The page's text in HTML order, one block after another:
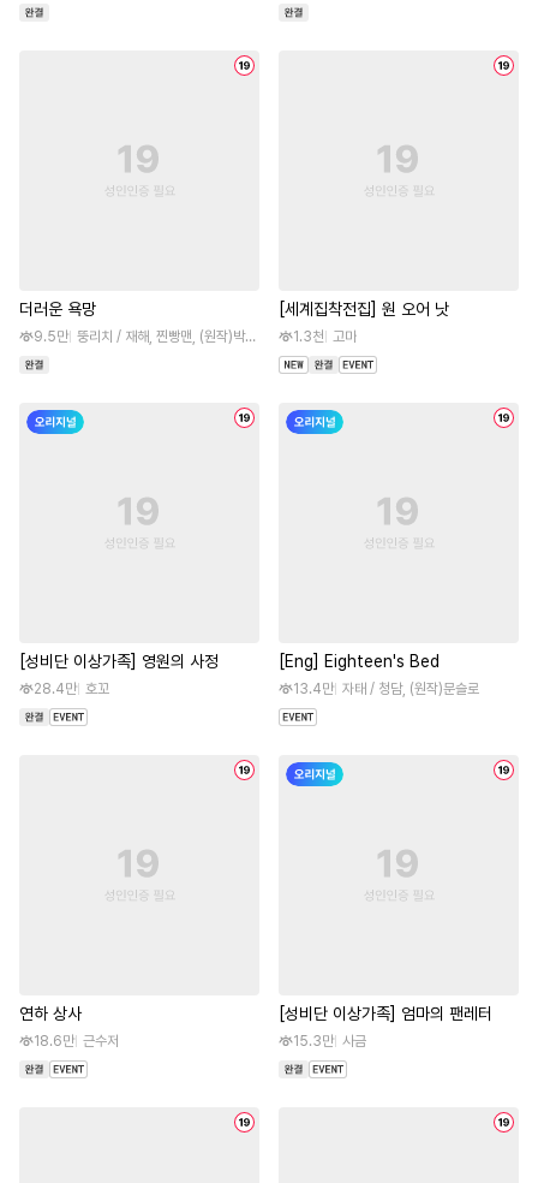
더러운 욕망
9.5만 뚱리치 / 재해, 찐빵맨, (원작)박이끄
[세계집착전집] 원 오어 낫
1.3천 고마
[성비단 이상가족] 영원의 사정
28.4만 호꼬
[Eng] Eighteen's Bed
13.4만 자태 / 청담, (원작)문슬로
연하 상사
18.6만 근수저
[성비단 이상가족] 엄마의 팬레터
15.3만 사금